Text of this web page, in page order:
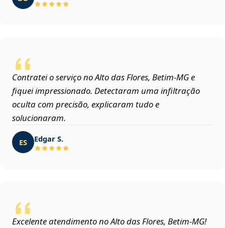
Contratei o serviço no Alto das Flores, Betim‑MG e
fiquei impressionado. Detectaram uma infiltração
oculta com precisão, explicaram tudo e
solucionaram.
ES Edgar S.
Excelente atendimento no Alto das Flores, Betim‑MG!